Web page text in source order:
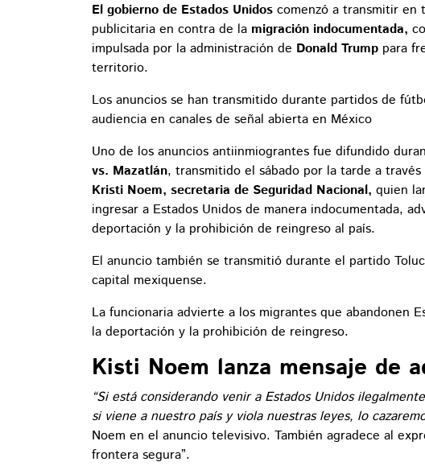
El gobierno de Estados Unidos comenzó a transmitir en
publicitaria en contra de la migración indocumentada,
impulsada por la administración de Donald Trump para
territorio.
Los anuncios se han transmitido durante partidos de
audiencia en canales de señal abierta en México
Uno de los anuncios antiinmiograntes fue difundido
vs. Mazatlán, transmitido el sábado por la tarde a
Kristi Noem, secretaria de Seguridad Nacional, quien
ingresar a Estados Unidos de manera indocumentada,
deportación y la prohibición de reingreso al país.
El anuncio también se transmitió durante el partido
capital mexiquense.
La funcionaria advierte a los migrantes que abandonen
la deportación y la prohibición de reingreso.
Kisti Noem lanza mensaje de
“Si está considerando venir a Estados Unidos
si viene a nuestro país y viola nuestras leyes, lo
Noem en el anuncio televisivo. También agradece al
frontera segura”.